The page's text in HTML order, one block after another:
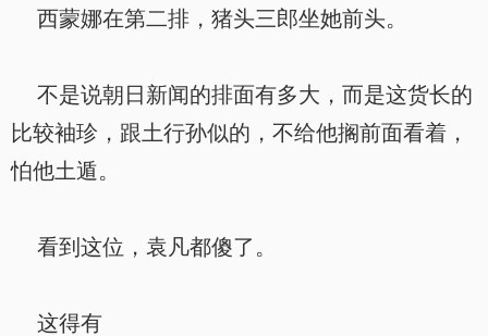
西蒙娜在第二排，猪头三郎坐她前头。
不是说朝日新闻的排面有多大，而是这货长的
比较袖珍，跟土行孙似的，不给他搁前面看着，
怕他土遁。
看到这位，袁凡都傻了。
这得有